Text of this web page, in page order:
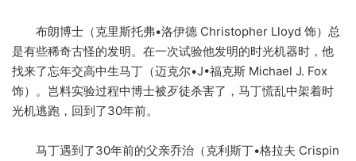
布朗博士（克里斯托弗•洛伊德 Christopher Lloyd 饰）总
是有些稀奇古怪的发明。在一次试验他发明的时光机器时，他
找来了忘年交高中生马丁（迈克尔•J•福克斯 Michael J. Fox
饰）。岂料实验过程中博士被歹徒杀害了，马丁慌乱中架着时
光机逃跑，回到了30年前。
马丁遇到了30年前的父亲乔治（克利斯丁•格拉夫 Crispin